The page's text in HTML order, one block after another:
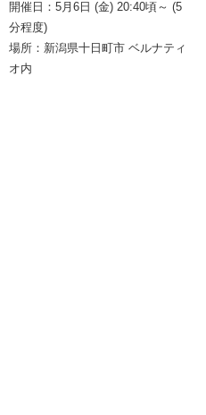
開催日：5月6日 (金) 20:40頃～ (5
分程度)
場所：新潟県十日町市 ベルナティ
オ内